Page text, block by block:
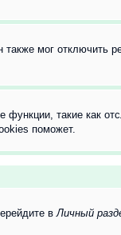
мог отключить
такие как
поможет.
вЛичный